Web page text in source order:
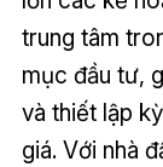
trung tâm
mục đầu tư,
và thiết lập
giá. Với nhà